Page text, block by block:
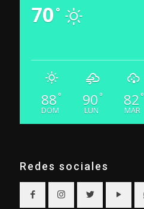
70 °
88 °
DOM
90 °
LUN
82 °
MAR
Redes sociales